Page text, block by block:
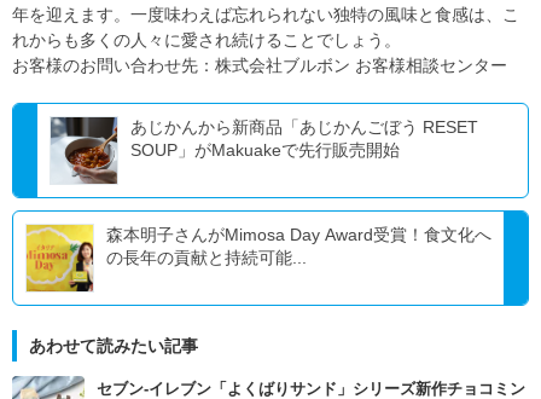
年を迎えます。一度味わえば忘れられない独特の風味と食感は、こ
れからも多くの人々に愛され続けることでしょう。
お客様のお問い合わせ先：株式会社ブルボン お客様相談センター
あじかんから新商品「あじかんごぼう RESET
SOUP」がMakuakeで先行販売開始
森本明子さんがMimosa Day Award受賞！食文化へ
の長年の貢献と持続可能...
あわせて読みたい記事
セブン‐イレブン「よくばりサンド」シリーズ新作チョコミン